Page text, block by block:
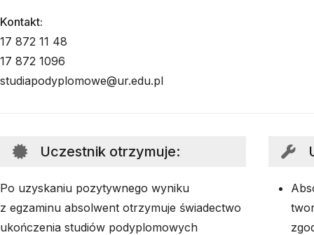
Kontakt:
17 872 11 48
17 872 1096
studiapodyplomowe@ur.edu.pl
Uczestnik otrzymuje:
Po uzyskaniu pozytywnego wyniku
z egzaminu absolwent otrzymuje świadectwo
ukończenia studiów podyplomowych